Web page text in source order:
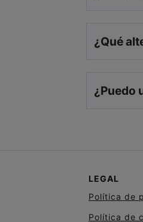
¿Qué
¿Puedo
LEGAL
Política de
Política de